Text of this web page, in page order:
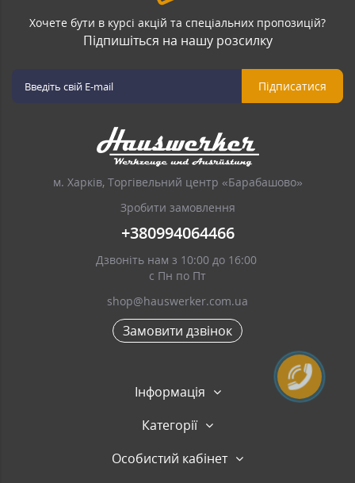
Хочете бути в курсі акцій та спеціальних пропозицій?
Підпишіться на нашу розсилку
Підписатися
м. Харків, Торгівельний центр «Барабашово»
Зробити замовлення
+380994064466
Дзвоніть нам з 10:00 до 16:00
с Пн по Пт
shop@hauswerker.com.ua
Замовити дзвінок
Інформація
Категорії
Особистий кабінет